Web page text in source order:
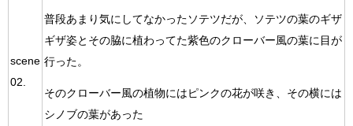
scene
02.
普段あまり気にしてなかったソテツだが、ソテツの葉のギザ
ギザ姿とその脇に植わってた紫色のクローバー風の葉に目が
行った。
そのクローバー風の植物にはピンクの花が咲き、その横には
シノブの葉があった